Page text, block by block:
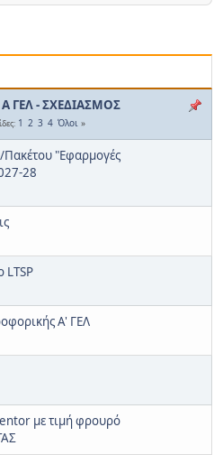
ΓΕΛ - ΣΧΕΔΙΑΣΜΟΣ
1 2 3 4 Όλοι
Πακέτου "Εφαρμογές
28
LTSP
Α' ΓΕΛ
με τιμή φρουρό